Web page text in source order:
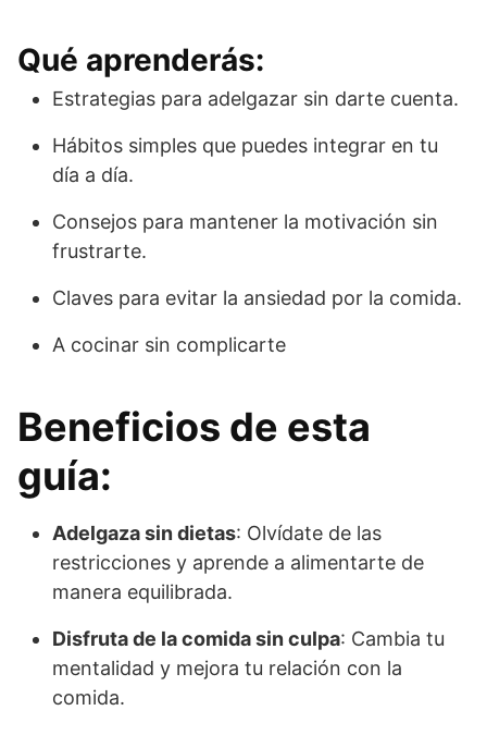
Qué aprenderás:
Estrategias para adelgazar sin darte cuenta.
Hábitos simples que puedes integrar en tu
día a día.
Consejos para mantener la motivación sin
frustrarte.
Claves para evitar la ansiedad por la comida.
A cocinar sin complicarte
Beneficios de esta
guía:
Adelgaza sin dietas: Olvídate de las
restricciones y aprende a alimentarte de
manera equilibrada.
Disfruta de la comida sin culpa: Cambia tu
mentalidad y mejora tu relación con la
comida.